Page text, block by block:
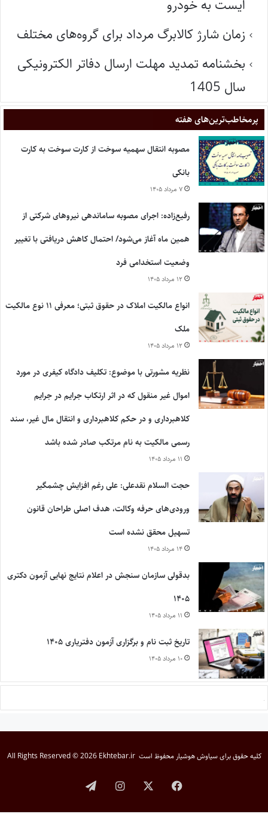
ایست به خودرو
زمان شارژ کالابرگ مرداد برای گروه‌های مختلف
بخشنامه تمدید مهلت ارسال دفاتر الکترونیکی
سال 1405
پر‌مخاطب‌ترین‌های هفته
مصوبه انتقال سهمیه سوخت از کارت سوخت به کارت
بانکی
۷ مرداد ۱۴۰۵
رفیع‌زاده: اجرای مصوبه ساماندهی نیروهای شرکتی از
همین ماه آغاز می‌شود/ احتمال کاهش دریافتی با تغییر
وضعیت استخدامی فرد
۱۲ مرداد ۱۴۰۵
انواع مالکیت املاک در حقوق ثبتی؛ معرفی ۱۱ نوع مالکیت
ملک
۱۲ مرداد ۱۴۰۵
نظریه مشورتی با موضوع: تکلیف دادگاه کیفری در مورد
اموال غیر منقول که در اثر ارتکاب جرایم در جرایم
کلاهبرداری و در حکم کلاهبرداری و انتقال مال غیر، سند
رسمی مالکیت به نام مرتکب صادر شده باشد
۱۱ مرداد ۱۴۰۵
حجت السلام نقدعلی: علی رغم افزایش چشمگیر
ورودی‌های حرفه وکالت، هدف اصلی طراحان قانون
تسهیل محقق نشده است
۱۴ مرداد ۱۴۰۵
بدقولی سازمان سنجش در اعلام نتایج نهایی آزمون دکتری
۱۴۰۵
۱۱ مرداد ۱۴۰۵
تاریخ ثبت نام و برگزاری آزمون دفتریاری ۱۴۰۵
۱۰ مرداد ۱۴۰۵
کلیه حقوق برایسیاوش هوشیار محفوظ است All Rights Reserved © 2026 Ekhtebar.ir